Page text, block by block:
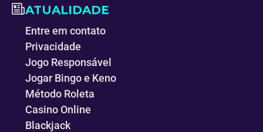
ATUALIDADE
Entre em contato
Privacidade
Jogo Responsável
Jogar Bingo e Keno
Método Roleta
Casino Online
Blackjack